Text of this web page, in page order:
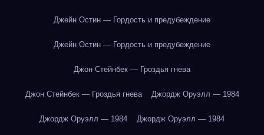
Джейн Остин — Гордость и предубеждение
Джейн Остин — Гордость и предубеждение
Джон Стейнбек — Гроздья гнева
Джон Стейнбек — Гроздья гнева Джордж Оруэлл — 1984
Джордж Оруэлл — 1984 Джордж Оруэлл — 1984